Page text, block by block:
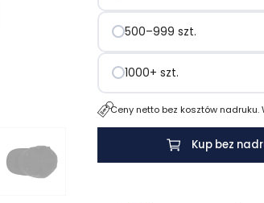
500–999 szt.
1000+ szt.
Ceny netto bez kosztów nadruku.
Kup bez